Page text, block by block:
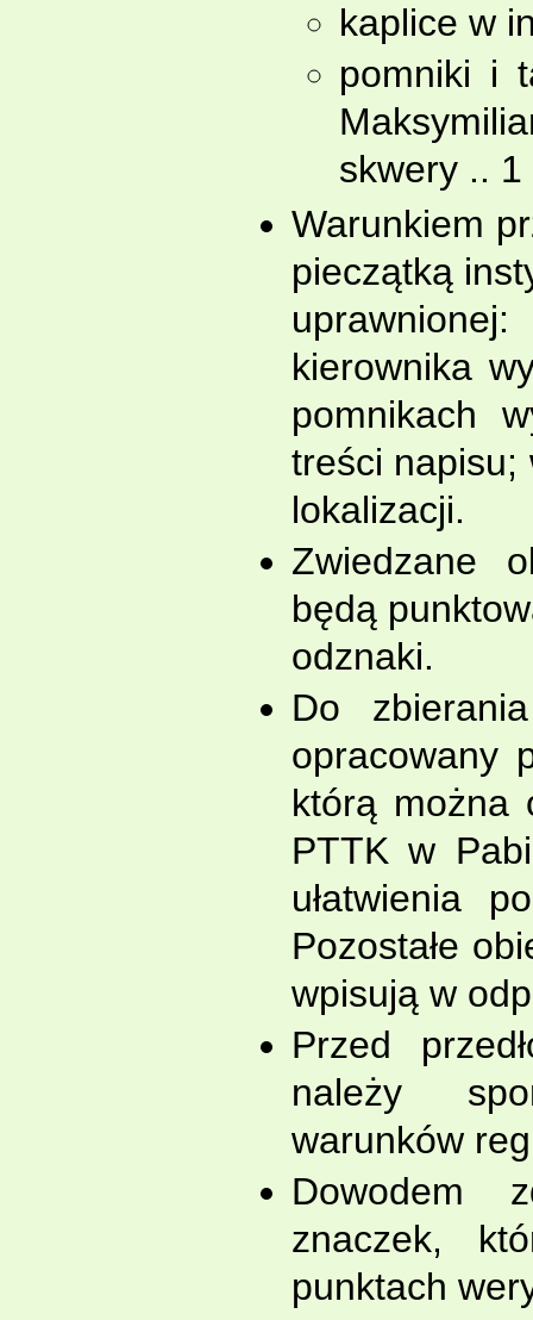
kaplice w
pomniki i
skwery .. 1
Warunkiem
pieczątką
kierownika
pomnikach
treści napisu;
lokalizacji.
Zwiedzane
będą
odznaki.
Do
opracowany
którą można
PTTK w
ułatwienia
Pozostałe
wpisują w
Przed
należy
warunków
Dowodem
znaczek,
punktach